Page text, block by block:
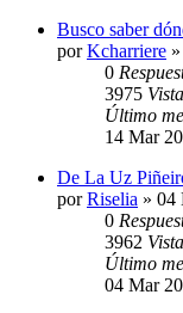
Busco saber
porKcharriere »
0
3975
Último
14 Mar
De La Uz
porRiselia » 04
0
3962
Último
04 Mar